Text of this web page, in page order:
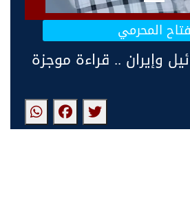
فتاح المحرمي
وإيران .. قراءة موجزة